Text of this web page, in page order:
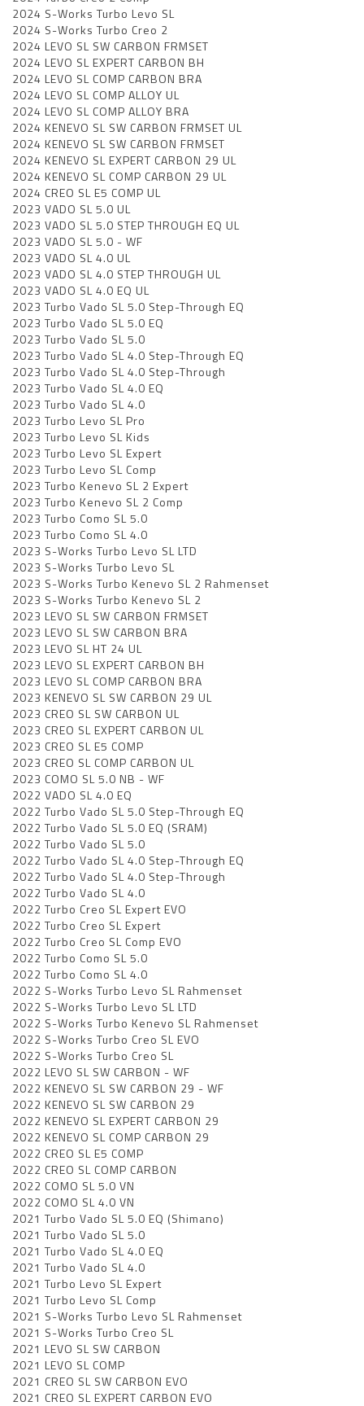
2024 S-Works Turbo Levo SL
2024 S-Works Turbo Creo 2
2024 LEVO SL SW CARBON FRMSET
2024 LEVO SL EXPERT CARBON BH
2024 LEVO SL COMP CARBON BRA
2024 LEVO SL COMP ALLOY UL
2024 LEVO SL COMP ALLOY BRA
2024 KENEVO SL SW CARBON FRMSET UL
2024 KENEVO SL SW CARBON FRMSET
2024 KENEVO SL EXPERT CARBON 29 UL
2024 KENEVO SL COMP CARBON 29 UL
2024 CREO SL E5 COMP UL
2023 VADO SL 5.0 UL
2023 VADO SL 5.0 STEP THROUGH EQ UL
2023 VADO SL 5.0 - WF
2023 VADO SL 4.0 UL
2023 VADO SL 4.0 STEP THROUGH UL
2023 VADO SL 4.0 EQ UL
2023 Turbo Vado SL 5.0 Step-Through EQ
2023 Turbo Vado SL 5.0 EQ
2023 Turbo Vado SL 5.0
2023 Turbo Vado SL 4.0 Step-Through EQ
2023 Turbo Vado SL 4.0 Step-Through
2023 Turbo Vado SL 4.0 EQ
2023 Turbo Vado SL 4.0
2023 Turbo Levo SL Pro
2023 Turbo Levo SL Kids
2023 Turbo Levo SL Expert
2023 Turbo Levo SL Comp
2023 Turbo Kenevo SL 2 Expert
2023 Turbo Kenevo SL 2 Comp
2023 Turbo Como SL 5.0
2023 Turbo Como SL 4.0
2023 S-Works Turbo Levo SL LTD
2023 S-Works Turbo Levo SL
2023 S-Works Turbo Kenevo SL 2 Rahmenset
2023 S-Works Turbo Kenevo SL 2
2023 LEVO SL SW CARBON FRMSET
2023 LEVO SL SW CARBON BRA
2023 LEVO SL HT 24 UL
2023 LEVO SL EXPERT CARBON BH
2023 LEVO SL COMP CARBON BRA
2023 KENEVO SL SW CARBON 29 UL
2023 CREO SL SW CARBON UL
2023 CREO SL EXPERT CARBON UL
2023 CREO SL E5 COMP
2023 CREO SL COMP CARBON UL
2023 COMO SL 5.0 NB - WF
2022 VADO SL 4.0 EQ
2022 Turbo Vado SL 5.0 Step-Through EQ
2022 Turbo Vado SL 5.0 EQ (SRAM)
2022 Turbo Vado SL 5.0
2022 Turbo Vado SL 4.0 Step-Through EQ
2022 Turbo Vado SL 4.0 Step-Through
2022 Turbo Vado SL 4.0
2022 Turbo Creo SL Expert EVO
2022 Turbo Creo SL Expert
2022 Turbo Creo SL Comp EVO
2022 Turbo Como SL 5.0
2022 Turbo Como SL 4.0
2022 S-Works Turbo Levo SL Rahmenset
2022 S-Works Turbo Levo SL LTD
2022 S-Works Turbo Kenevo SL Rahmenset
2022 S-Works Turbo Creo SL EVO
2022 S-Works Turbo Creo SL
2022 LEVO SL SW CARBON - WF
2022 KENEVO SL SW CARBON 29 - WF
2022 KENEVO SL SW CARBON 29
2022 KENEVO SL EXPERT CARBON 29
2022 KENEVO SL COMP CARBON 29
2022 CREO SL E5 COMP
2022 CREO SL COMP CARBON
2022 COMO SL 5.0 VN
2022 COMO SL 4.0 VN
2021 Turbo Vado SL 5.0 EQ (Shimano)
2021 Turbo Vado SL 5.0
2021 Turbo Vado SL 4.0 EQ
2021 Turbo Vado SL 4.0
2021 Turbo Levo SL Expert
2021 Turbo Levo SL Comp
2021 S-Works Turbo Levo SL Rahmenset
2021 S-Works Turbo Creo SL
2021 LEVO SL SW CARBON
2021 LEVO SL COMP
2021 CREO SL SW CARBON EVO
2021 CREO SL EXPERT CARBON EVO